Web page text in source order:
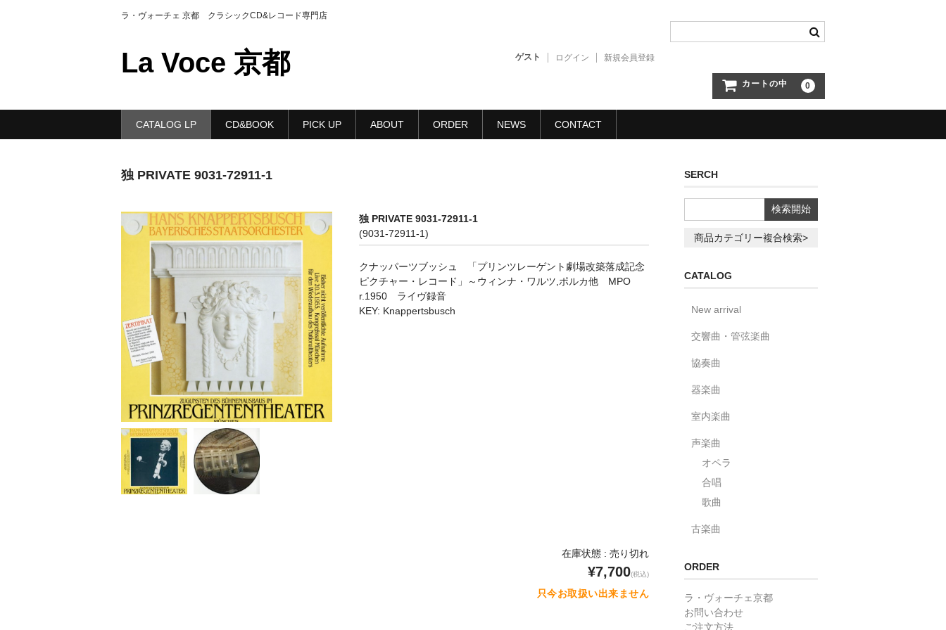
ラ・ヴォーチェ 京都 クラシックCD&レコード専門店
La Voce 京都 ゲスト ログイン 新規会員登録
カートの中 0
CATALOG LP CD&BOOK PICK UP ABOUT ORDER NEWS CONTACT
独 PRIVATE 9031-72911-1
独 PRIVATE 9031-72911-1
(9031-72911-1)
クナッパーツブッシュ 「プリンツレーゲント劇場改築落成記念
ピクチャー・レコード」～ウィンナ・ワルツ,ポルカ他 MPO
r.1950 ライヴ録音
KEY: Knappertsbusch
在庫状態 : 売り切れ
¥7,700(税込)
只今お取扱い出来ません
SERCH
商品カテゴリー複合検索>
CATALOG
New arrival
交響曲・管弦楽曲
協奏曲
器楽曲
室内楽曲
声楽曲
オペラ
合唱
歌曲
古楽曲
ORDER
ラ・ヴォーチェ京都
お問い合わせ
ご注文方法